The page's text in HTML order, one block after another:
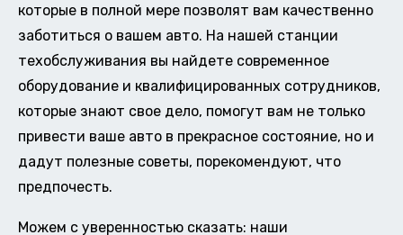
которые в полной мере позволят вам качественно
заботиться о вашем авто. На нашей станции
техобслуживания вы найдете современное
оборудование и квалифицированных сотрудников,
которые знают свое дело, помогут вам не только
привести ваше авто в прекрасное состояние, но и
дадут полезные советы, порекомендуют, что
предпочесть.
Можем с уверенностью сказать: наши